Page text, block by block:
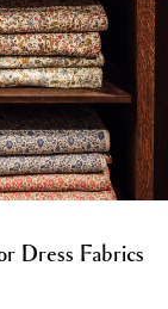
Dress Fabrics